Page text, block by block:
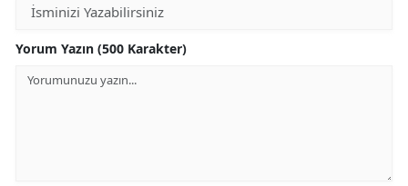
Yorum Yazın (500 Karakter)